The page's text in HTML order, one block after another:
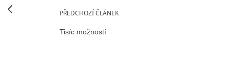
PŘEDCHOZÍ ČLÁNEK
Tisíc možností